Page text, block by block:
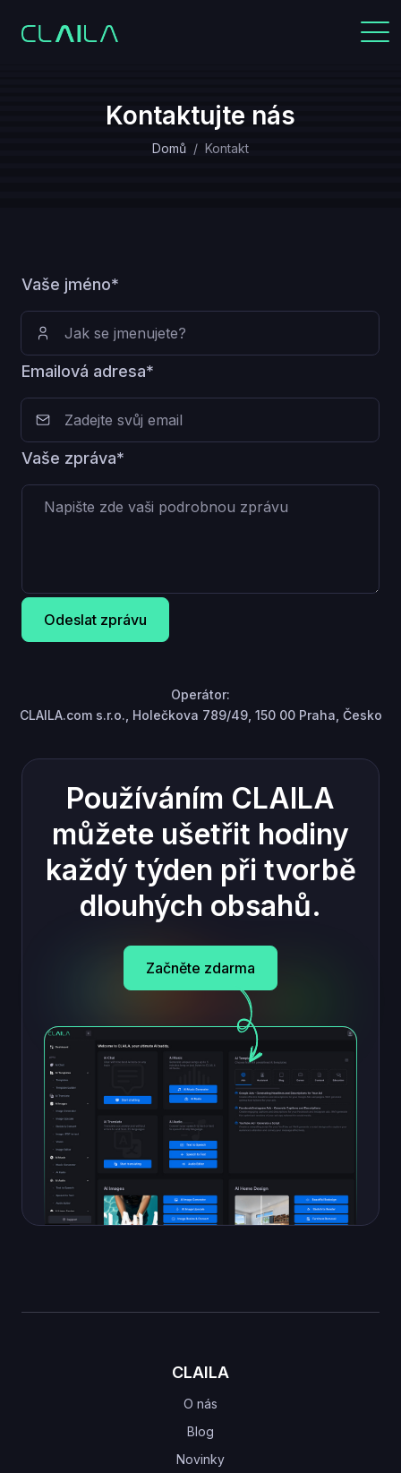
Kontaktujte nás
Domů Kontakt
Vaše jméno*
Emailová adresa*
Vaše zpráva*
Odeslat zprávu
Operátor:
CLAILA.com s.r.o., Holečkova 789/49, 150 00 Praha, Česko
Používáním CLAILA
můžete ušetřit hodiny
každý týden při tvorbě
dlouhých obsahů.
Začněte zdarma
CLAILA
O nás
Blog
Novinky